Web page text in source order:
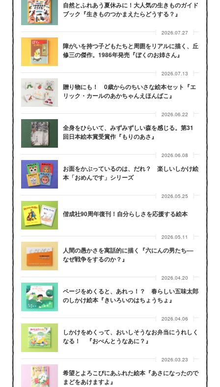
自然とふれあう夏休みに！大人気の生きものガイド
ブック『生きものつかまえたらどうする？』
2026.07.27
障がいを持つ子どもたちと周囲をリアルに描く、丘
修三の傑作。1986年発売『ぼくのお姉さん』
2026.07.13
贈り物にも！ 0歳からのちいさな絵本セット『エ
リック・カールのあかちゃんえほんばこ』
2026.06.22
全身をひらいて、みずみずしい森を感じる。第31
回日本絵本賞受賞作『もりのあさ』
2026.06.08
お面をかぶっているのは、だれ？ 楽しいしかけ絵
本「おめんです」シリーズ
2026.05.25
偕成社90周年復刊！自分らしさを応援する絵本
2026.05.11
人間の愚かさを寓話的に描く『六にんの男たち––
なぜ戦争をするのか？』
2026.04.20
ページをめくると、あれっ！？ 春らしい五味太郎
のしかけ絵本『きいろいのはちょうちょ』
2026.04.06
しかけをめくって、おいしそうなお弁当にうれしく
なる！ 『おべんとうなあに？』
2026.03.23
希望とよろこびにあふれた絵本『あさになったので
まどをあけますよ』